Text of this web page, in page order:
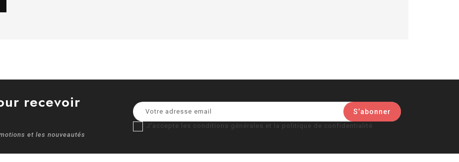
recevoir
et les nouveautés
J'accepte les conditions générales et la politique de confidentialité